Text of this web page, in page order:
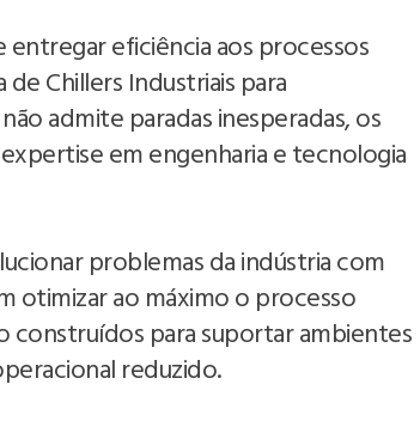
eficiência aos processos
Chillers Industriais para
admite paradas inesperadas, os
em engenharia e tecnologia
problemas da indústria com
otimizar ao máximo o processo
construídos para suportar ambientes
reduzido.